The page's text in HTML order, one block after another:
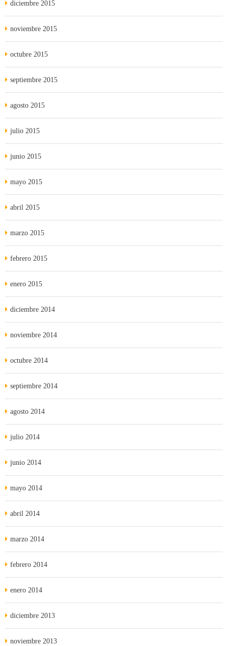
diciembre 2015
noviembre 2015
octubre 2015
septiembre 2015
agosto 2015
julio 2015
junio 2015
mayo 2015
abril 2015
marzo 2015
febrero 2015
enero 2015
diciembre 2014
noviembre 2014
octubre 2014
septiembre 2014
agosto 2014
julio 2014
junio 2014
mayo 2014
abril 2014
marzo 2014
febrero 2014
enero 2014
diciembre 2013
noviembre 2013